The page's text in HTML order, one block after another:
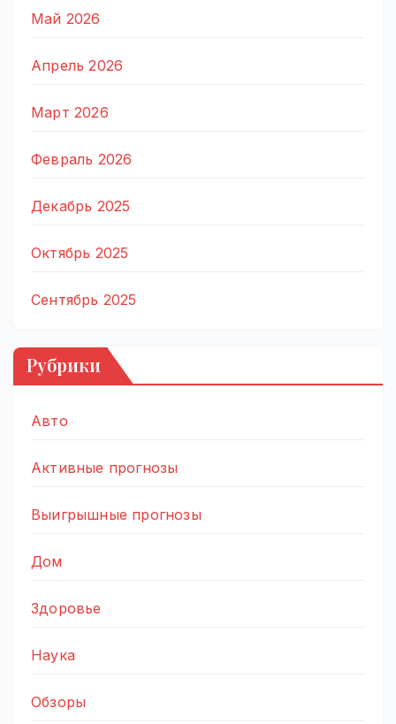
Май 2026
Апрель 2026
Март 2026
Февраль 2026
Декабрь 2025
Октябрь 2025
Сентябрь 2025
Рубрики
Авто
Активные прогнозы
Выигрышные прогнозы
Дом
Здоровье
Наука
Обзоры